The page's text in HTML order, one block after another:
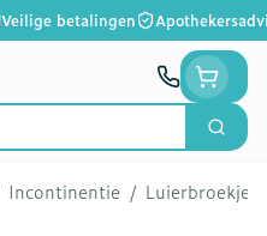
Veilige betalingen
Zoek
Incontinentie / Luierbroekje